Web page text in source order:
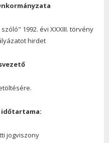
1992. évi XXXIII. törvény
hirdet
jogviszony